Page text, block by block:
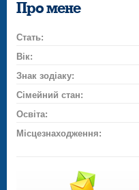
Про мене
Стать:
Вік:
Знак зодіаку:
Сімейний стан:
Освіта:
Місцезнаходження: